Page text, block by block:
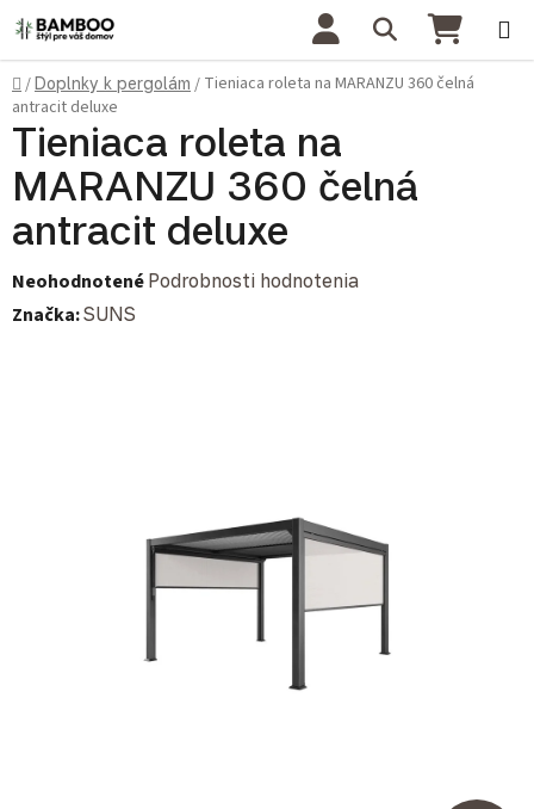
Prejsť na obsah Hľadať
Domov
/Doplnky k pergolám / Tieniaca roleta na MARANZU 360 čelná
antracit deluxe
Tieniaca roleta na
MARANZU 360 čelná
antracit deluxe
Priemerné hodnotenie produktu je 0,0 z 5 hviezdičiek.
Neohodnotené Podrobnosti hodnotenia
Značka:SUNS